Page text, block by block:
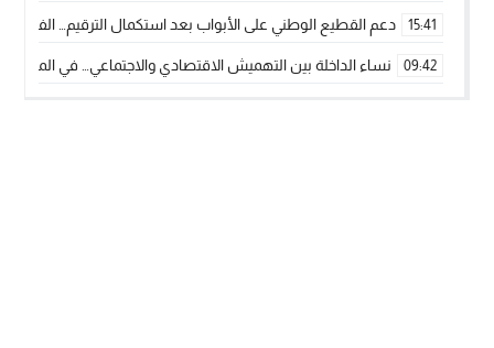
15:41 دعم القطيع الوطني على الأبواب بعد استكمال الترقيم…
09:42 نساء الداخلة بين التهميش الاقتصادي والاجتماعي… في المؤسسات